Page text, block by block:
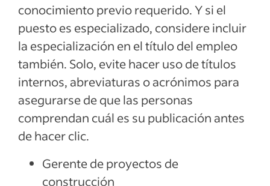
conocimiento previo requerido. Y si el
puesto es especializado, considere incluir
la especialización en el título del empleo
también. Solo, evite hacer uso de títulos
internos, abreviaturas o acrónimos para
asegurarse de que las personas
comprendan cuál es su publicación antes
de hacer clic.
Gerente de proyectos de
construcción